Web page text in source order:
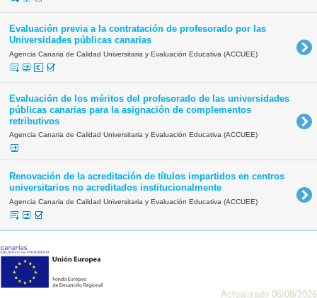
Evaluación previa a la contratación de profesorado por las
Universidades públicas canarias
Agencia Canaria de Calidad Universitaria y Evaluación Educativa (ACCUEE)
Evaluación de los méritos del profesorado de las universidades
públicas canarias para la asignación de complementos
retributivos
Agencia Canaria de Calidad Universitaria y Evaluación Educativa (ACCUEE)
Renovación de la acreditación de títulos impartidos en centros
universitarios no acreditados institucionalmente
Agencia Canaria de Calidad Universitaria y Evaluación Educativa (ACCUEE)
Actualizado 06/08/2026